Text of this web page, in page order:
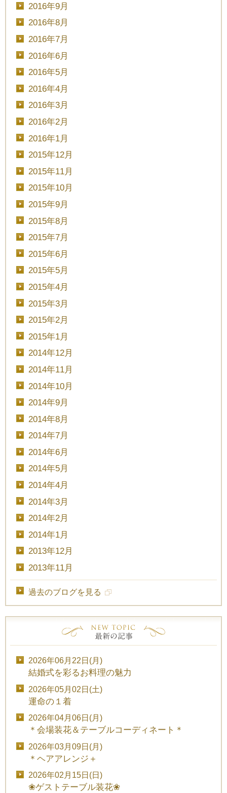
2016年9月
2016年8月
2016年7月
2016年6月
2016年5月
2016年4月
2016年3月
2016年2月
2016年1月
2015年12月
2015年11月
2015年10月
2015年9月
2015年8月
2015年7月
2015年6月
2015年5月
2015年4月
2015年3月
2015年2月
2015年1月
2014年12月
2014年11月
2014年10月
2014年9月
2014年8月
2014年7月
2014年6月
2014年5月
2014年4月
2014年3月
2014年2月
2014年1月
2013年12月
2013年11月
過去のブログを見る
2026年06月22日(月)
結婚式を彩るお料理の魅力
2026年05月02日(土)
運命の１着
2026年04月06日(月)
＊会場装花＆テーブルコーディネート＊
2026年03月09日(月)
＊ヘアアレンジ＋
2026年02月15日(日)
❀ゲストテーブル装花❀